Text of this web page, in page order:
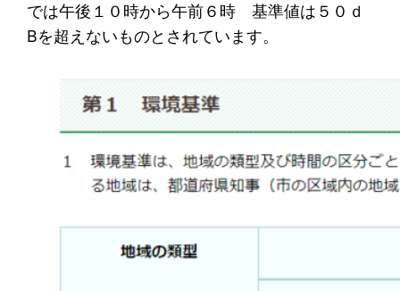
では午後１０時から午前６時 基準値は５０ｄ
Bを超えないものとされています。